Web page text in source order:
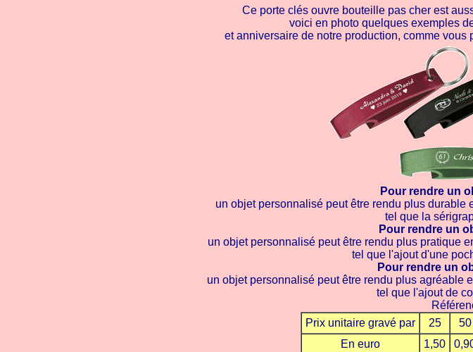
Ce porte clés ouvre bouteille pas cher est
voici en photo quelques exemples
et anniversaire de notre production, comme
Pour rendre un
un objet personnalisé peut être rendu plus
tel que la
Pour rendre un
un objet personnalisé peut être rendu plus pratique
tel que l'ajout d'une
Pour rendre un
un objet personnalisé peut être rendu plus agréable
tel que l'ajout de
Prix unitaire gravé par
25 50
En euro
1,50